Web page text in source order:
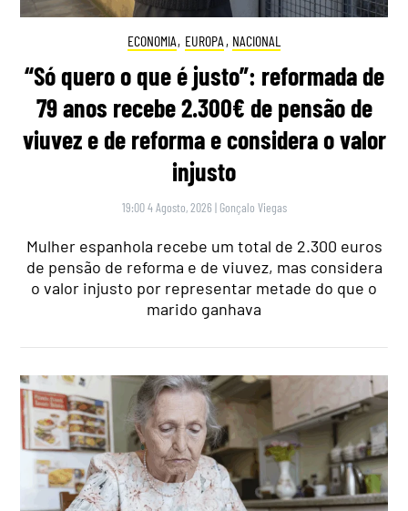
ECONOMIA, EUROPA , NACIONAL
“Só quero o que é justo”: reformada de
79 anos recebe 2.300€ de pensão de
viuvez e de reforma e considera o valor
injusto
19:00 4 Agosto, 2026 | Gonçalo Viegas
Mulher espanhola recebe um total de 2.300 euros
de pensão de reforma e de viuvez, mas considera
o valor injusto por representar metade do que o
marido ganhava